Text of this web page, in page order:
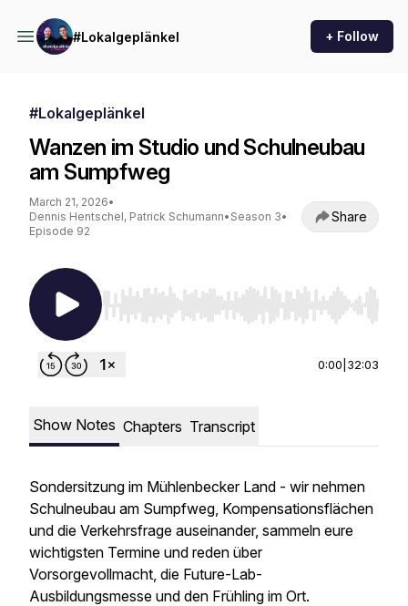
#Lokalgeplänkel + Follow
#Lokalgeplänkel
Wanzen im Studio und Schulneubau
am Sumpfweg
March 21, 2026•
Dennis Hentschel, Patrick Schumann• Season 3•
Episode 92
Share
Use Left/Right to seek, Home/End to jump to
0:00 32:03
Show Notes Chapters Transcript
Sondersitzung im Mühlenbecker Land - wir nehmen
Schulneubau am Sumpfweg, Kompensationsflächen
und die Verkehrsfrage auseinander, sammeln eure
wichtigsten Termine und reden über
Vorsorgevollmacht, die Future-Lab-
Ausbildungsmesse und den Frühling im Ort.